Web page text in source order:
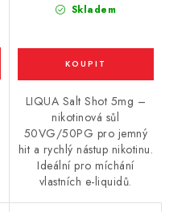
Skladem
LIQUA Salt Shot 5mg –
nikotinová sůl
50VG/50PG pro jemný
hit a rychlý nástup nikotinu.
Ideální pro míchání
vlastních e-liquidů.